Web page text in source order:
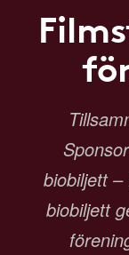
biobiljett
biobiljett